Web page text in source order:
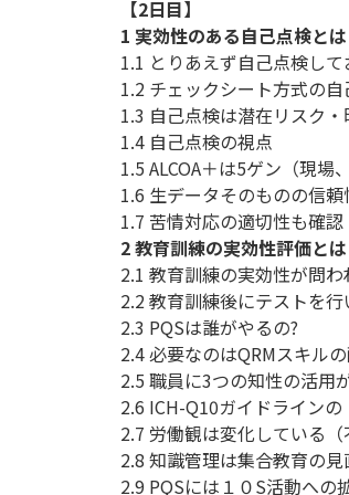
【2日目】
1 実効性のある自己点検とは
1.1 とりあえず自己点検し
1.2 チェックシート方式の
1.3 自己点検は潜在リスク
1.4 自己点検の視点
1.5 ALCOA＋は5ゲン（現
1.6 生データそのものの信頼
1.7 苦情対応の適切性も確認
2 教育訓練の実効性評価とは
2.1 教育訓練の実効性が問わ
2.2 教育訓練後にテストを
2.3 PQSは誰がやるの?
2.4 必要なのはQRMスキル
2.5 職員に3つの知性の活用
2.6 ICH-Q10ガイドライン
2.7 労働観は変化している
2.8 知識管理は集合教育の見
2.9 PQSには１０S活動への